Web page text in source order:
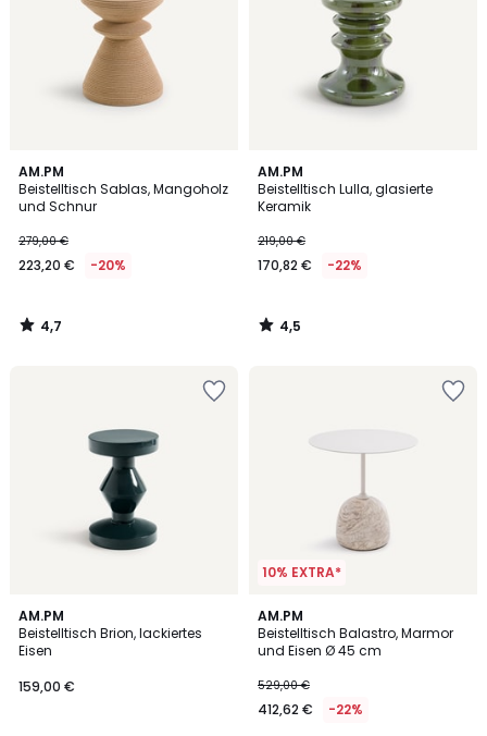
AM.PM
Beistelltisch Sablas, Mangoholz
und Schnur
279,00 €
223,20 € -20%
4,7
/ 5
4,7
/
AM.PM
Beistelltisch Lulla, glasierte
Keramik
219,00 €
170,82 € -22%
4,5
/ 5
4,5
/
AM.PM
Beistelltisch Brion, lackiertes
Eisen
159,00 €
4,6
/ 5
10% EXTRA*
AM.PM
Beistelltisch Balastro, Marmor
und Eisen Ø 45 cm
529,00 €
412,62 € -22%
5
/
5